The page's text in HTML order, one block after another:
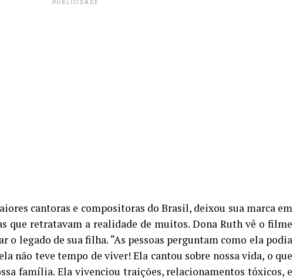
PUBLICIDADE
cantoras e compositoras do Brasil, deixou sua marca em
que retratavam a realidade de muitos. Dona Ruth vê o filme
o legado de sua filha. “As pessoas perguntam como ela podia
não teve tempo de viver! Ela cantou sobre nossa vida, o que
família. Ela vivenciou traições, relacionamentos tóxicos, e